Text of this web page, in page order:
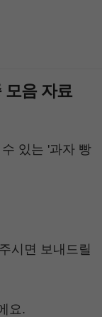
모음 자료
있는 '과자 빵
시면 보내드릴
요.